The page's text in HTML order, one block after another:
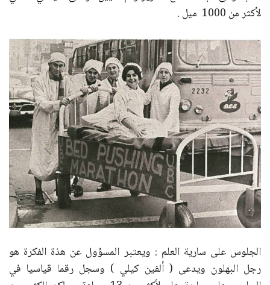
لأكثر من 1000 ميل .
الجلوس على سارية العلم : ويعتبر المسؤول عن هذة الفكرة هو
رجل البهلون ويدعى ( ألفين كيلي ) وسجل رقما قياسيا في